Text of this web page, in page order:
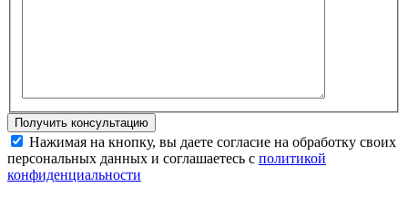
Нажимая на кнопку, вы даете согласие на обработку своих
персональных данных и соглашаетесь с политикой
конфиденциальности